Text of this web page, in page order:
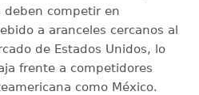
deben competir en
a aranceles cercanos al
de Estados Unidos, lo
frente a competidores
como México.